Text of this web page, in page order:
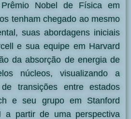
Nobel de Física em
tenham chegado ao mesmo
suas abordagens iniciais
e sua equipe em Harvard
da absorção de energia de
núcleos, visualizando a
transições entre estados
e seu grupo em Stanford
a partir de uma perspectiva